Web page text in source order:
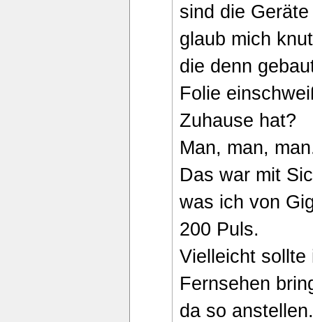
sind die
glaub mich
die denn
Folie
Zuhause hat?
Man, man,
Das war mit
was ich von
200 Puls.
Vielleicht sollte
Fernsehen
da so anstellen.